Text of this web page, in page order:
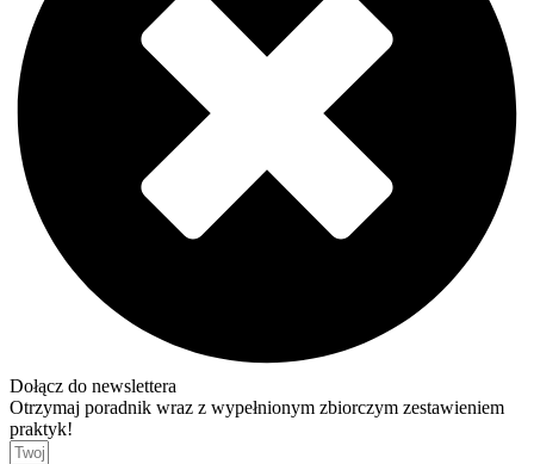
Dołącz do newslettera
Otrzymaj poradnik wraz z wypełnionym zbiorczym zestawieniem
praktyk!